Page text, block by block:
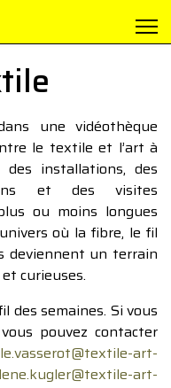
une vidéothèque
le textile et l’art à
installations, des
et des visites
ou moins longues
où la fibre, le fil
deviennent un terrain
curieuses.
des semaines. Si vous
pouvez contacter
le.vasserot@textile-art-
art-